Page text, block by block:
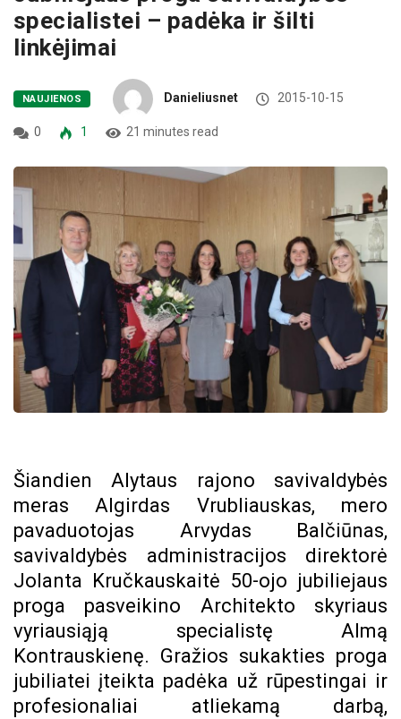
specialistei – padėka ir šilti
linkėjimai
NAUJIENOS Danieliusnet 2015-10-15
0 1 21 minutes read
Šiandien Alytaus rajono savivaldybės
meras Algirdas Vrubliauskas, mero
pavaduotojas Arvydas Balčiūnas,
savivaldybės administracijos direktorė
Jolanta Kručkauskaitė 50-ojo jubiliejaus
proga pasveikino Architekto skyriaus
vyriausiąją specialistę Almą
Kontrauskienę. Gražios sukakties proga
jubiliatei įteikta padėka už rūpestingai ir
profesionaliai atliekamą darbą,